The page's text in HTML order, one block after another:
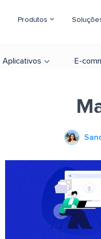
Produtos
Aplicativos E-